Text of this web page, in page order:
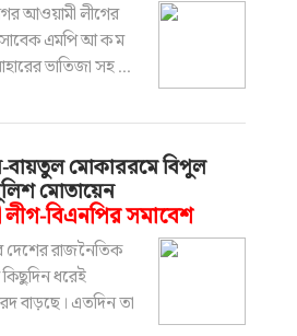
আওয়ামী লীগের
এমপি আ ক ম
ভাতিজা সহ ...
বায়তুল মোকাররমে বিপুল
মোতায়েন
বিএনপির সমাবেশ
দেশের রাজনৈতিক
ধরেই
বাড়ছে। এতদিন তা